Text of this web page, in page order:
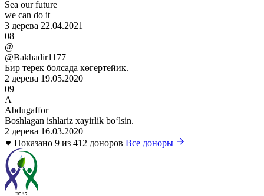
Sea our future
we can do it
3 дерева 22.04.2021
08
@
@Bakhadir1177
Бир терек болсада көгертейик.
2 дерева 19.05.2020
09
A
Abdugaffor
Boshlagan ishlariz xayirlik boʻlsin.
2 дерева 16.03.2020
Показано 9 из 412 доноров Все доноры